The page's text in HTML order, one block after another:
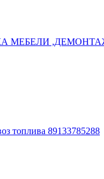
топлива 89133785288